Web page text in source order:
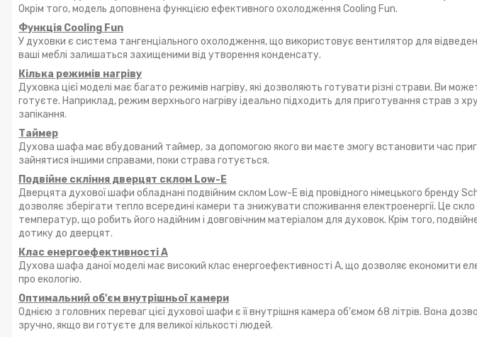
Окрім того, модель доповнена функцією ефективного охолодження Cooling Fun.
Функція Cooling Fun
У духовки є система тангенціального охолодження, що використовує вентилятор для
ваші меблі залишаться захищеними від утворення конденсату.
Кілька режимів нагріву
Духовка цієї моделі має багато режимів нагріву, які дозволяють готувати різні страви. Ви
готуєте. Наприклад, режим верхнього нагріву ідеально підходить для приготування страв з
запікання.
Таймер
Духова шафа має вбудований таймер, за допомогою якого ви маєте змогу встановити час
зайнятися іншими справами, поки страва готується.
Подвійне скління дверцят склом Low-E
Дверцята духової шафи обладнані подвійним склом Low-E від провідного німецького бренду
дозволяє зберігати тепло всередині камери та знижувати споживання електроенергії. Це скло
температур, що робить його надійним і довговічним матеріалом для духовок. Крім того,
дотику до дверцят.
Клас енергоефективності А
Духова шафа даної моделі має високий клас енергоефективності А, що дозволяє економити
про екологію.
Оптимальний об'єм внутрішньої камери
Однією з головних переваг цієї духової шафи є її внутрішня камера об’ємом 68 літрів. Вона
зручно, якщо ви готуєте для великої кількості людей.